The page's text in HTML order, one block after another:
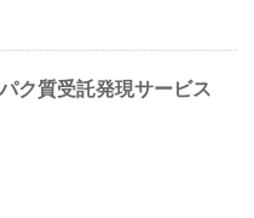
ク質受託発現サービス